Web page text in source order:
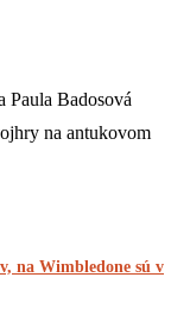
Badosová
na antukovom
na Wimbledone sú v